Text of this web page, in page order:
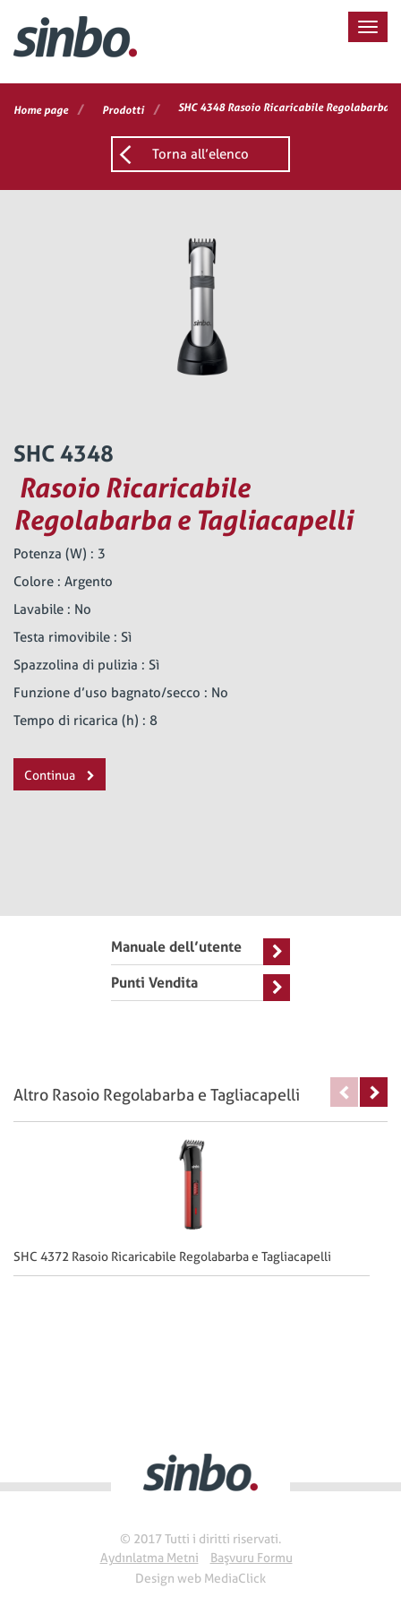
Home page / Prodotti / SHC 4348 Rasoio Ricaricabile Regolabarba
Torna all’elenco
SHC 4348
Rasoio Ricaricabile
Regolabarba e Tagliacapelli
Potenza (W) : 3
Colore : Argento
Lavabile : No
Testa rimovibile : Sì
Spazzolina di pulizia : Sì
Funzione d’uso bagnato/secco : No
Tempo di ricarica (h) : 8
Continua
Manuale dell’utente
Punti Vendita
Altro Rasoio Regolabarba e Tagliacapelli
SHC 4372 Rasoio Ricaricabile Regolabarba e Tagliacapelli
© 2017 Tutti i diritti riservati.
Aydınlatma Metni
Başvuru Formu
Design web MediaClick